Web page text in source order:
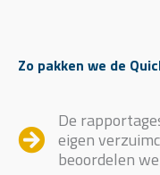
Zo pakken we de
De
eigen
beoordelen